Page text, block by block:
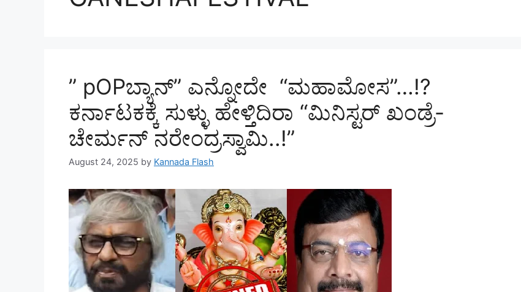
” pOPಬ್ಯಾನ್” ಎನ್ನೋದೇ “ಮಹಾಮೋಸ”…!?
ಕರ್ನಾಟಕಕ್ಕೆ ಸುಳ್ಳು ಹೇಳ್ತಿದಿರಾ “ಮಿನಿಸ್ಟರ್ ಖಂಡ್ರೆ-
ಚೇರ್ಮನ್ ನರೇಂದ್ರಸ್ವಾಮಿ..!”
August 24, 2025 by Kannada Flash